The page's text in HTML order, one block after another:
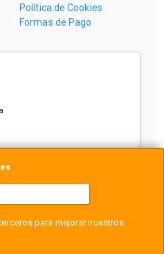
para mejorar nuestros
Política de Cookies
Formas de Pago